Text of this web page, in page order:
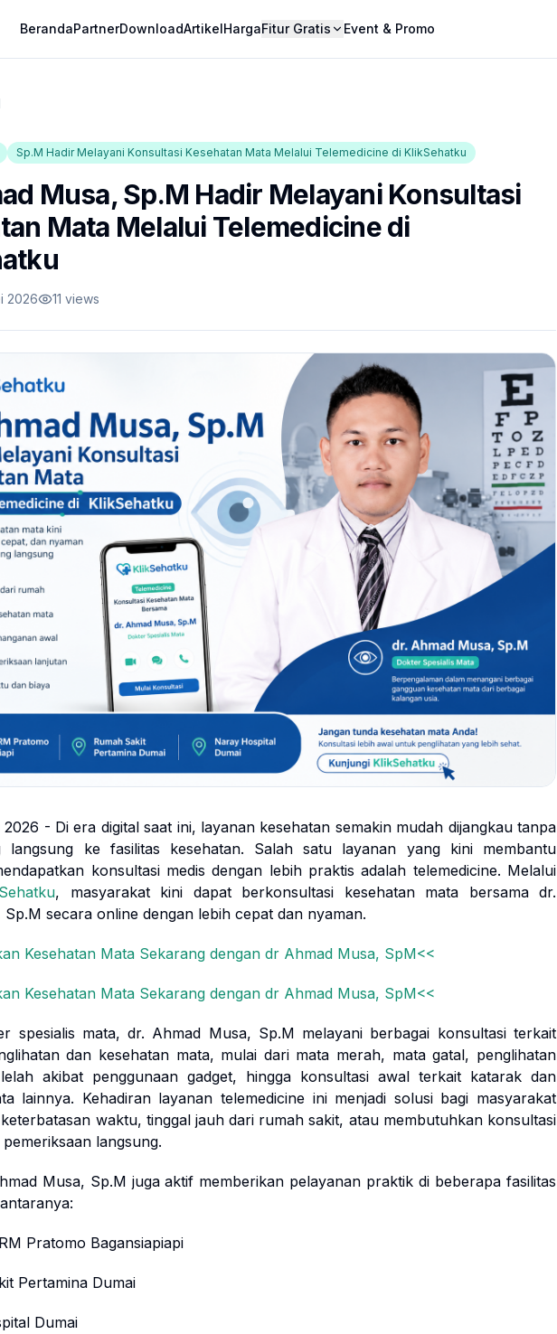
BerandaPartnerDownloadArtikelHargaFitur Gratis Event & Promo
Sp.M Hadir Melayani Konsultasi Kesehatan Mata Melalui Telemedicine di KlikSehatku
Musa, Sp.M Hadir Melayani Konsultasi
Mata Melalui Telemedicine di
2026 11 views
- Di era digital saat ini, layanan kesehatan semakin mudah dijangkau tanpa
langsung ke fasilitas kesehatan. Salah satu layanan yang kini membantu
konsultasi medis dengan lebih praktis adalah telemedicine. Melalui
, masyarakat kini dapat berkonsultasi kesehatan mata bersama dr.
Sp.M secara online dengan lebih cepat dan nyaman.
Kesehatan Mata Sekarang dengan dr Ahmad Musa, SpM<<
Kesehatan Mata Sekarang dengan dr Ahmad Musa, SpM<<
spesialis mata, dr. Ahmad Musa, Sp.M melayani berbagai konsultasi terkait
dan kesehatan mata, mulai dari mata merah, mata gatal, penglihatan
akibat penggunaan gadget, hingga konsultasi awal terkait katarak dan
lainnya. Kehadiran layanan telemedicine ini menjadi solusi bagi masyarakat
waktu, tinggal jauh dari rumah sakit, atau membutuhkan konsultasi
langsung.
Musa, Sp.M juga aktif memberikan pelayanan praktik di beberapa fasilitas
Pratomo Bagansiapiapi
Pertamina Dumai
Dumai